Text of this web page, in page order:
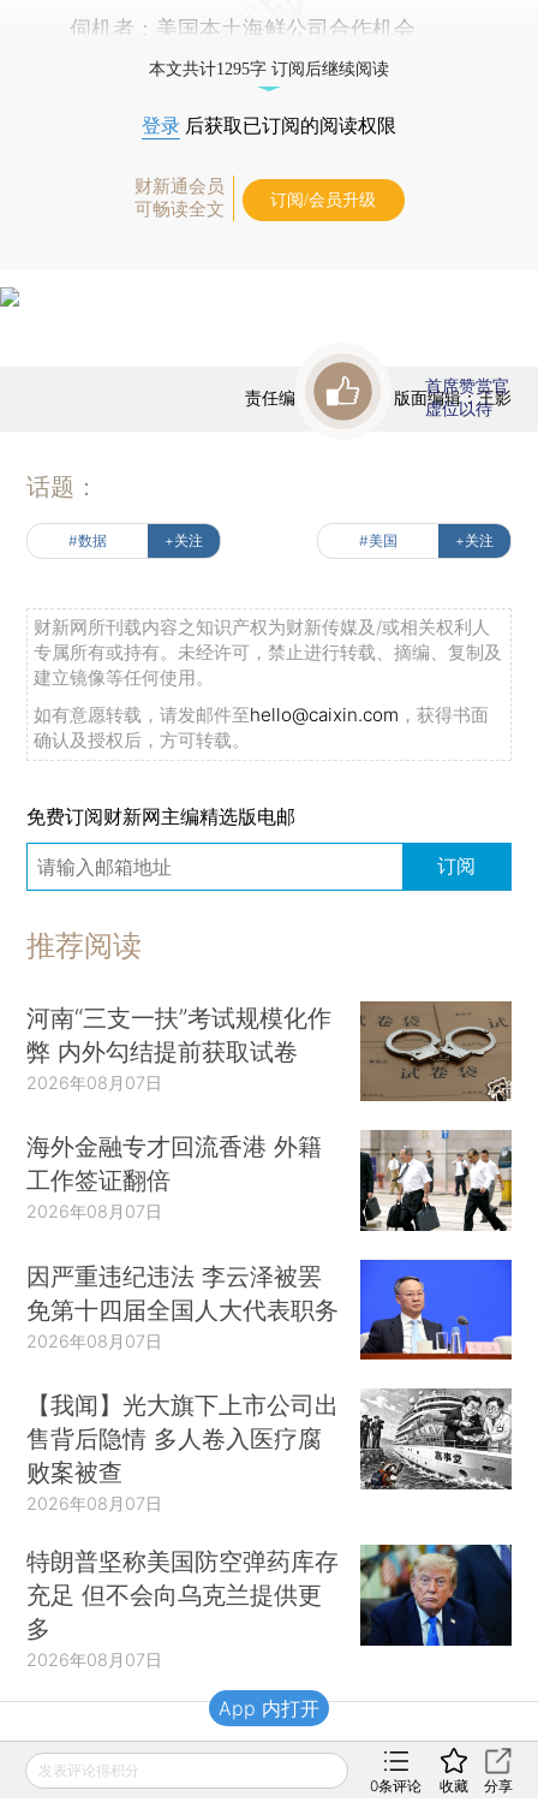
伺机者： 美国本土海鲜公司合作机会
本文共计1295字 订阅后继续阅读
登录 后获取已订阅的阅读权限
财新通会员
可畅读全文
订阅/会员升级
责任编辑：任蕙兰 | 版面编辑：王影
首席赞赏官
虚位以待
话题：
#数据 +关注 #美国 +关注
财新网所刊载内容之知识产权为财新传媒及/或相关权利人
专属所有或持有。未经许可，禁止进行转载、摘编、复制及
建立镜像等任何使用。
如有意愿转载，请发邮件至hello@caixin.com ，获得书面
确认及授权后，方可转载。
免费订阅财新网主编精选版电邮
订阅
推荐阅读
河南“三支一扶”考试规模化作
弊 内外勾结提前获取试卷
2026年08月07日
海外金融专才回流香港 外籍
工作签证翻倍
2026年08月07日
因严重违纪违法 李云泽被罢
免第十四届全国人大代表职务
2026年08月07日
【我闻】光大旗下上市公司出
售背后隐情 多人卷入医疗腐
败案被查
2026年08月07日
特朗普坚称美国防空弹药库存
充足 但不会向乌克兰提供更
多
2026年08月07日
财新移动
发表评论得积分
0条评论 收藏 分享
App 内打开